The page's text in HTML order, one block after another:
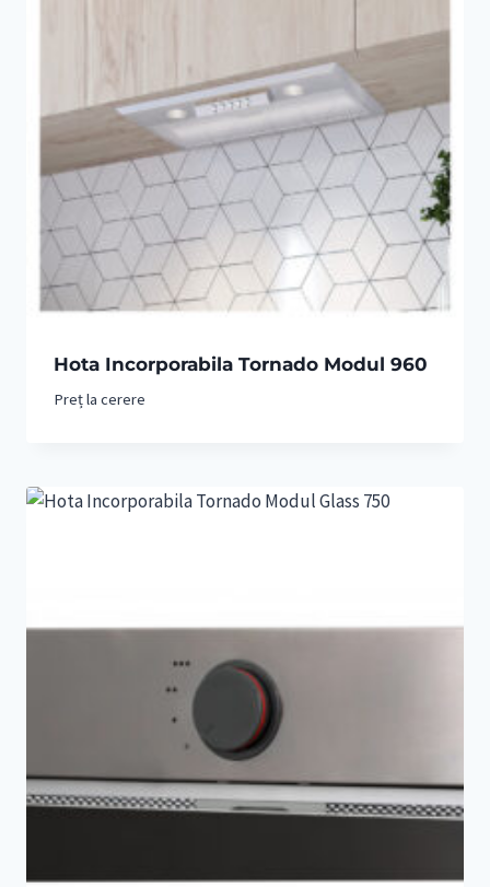
Hota Incorporabila Tornado Modul 960
Preț la cerere